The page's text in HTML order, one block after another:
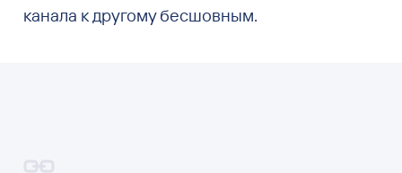
канала к другому бесшовным.